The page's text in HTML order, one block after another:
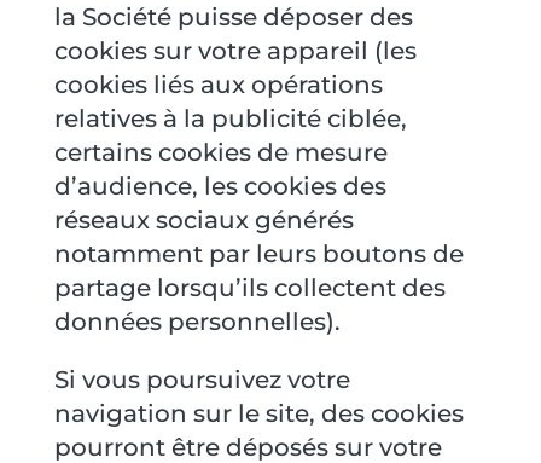
la Société puisse déposer des
cookies sur votre appareil (les
cookies liés aux opérations
relatives à la publicité ciblée,
certains cookies de mesure
d’audience, les cookies des
réseaux sociaux générés
notamment par leurs boutons de
partage lorsqu’ils collectent des
données personnelles).
Si vous poursuivez votre
navigation sur le site, des cookies
pourront être déposés sur votre